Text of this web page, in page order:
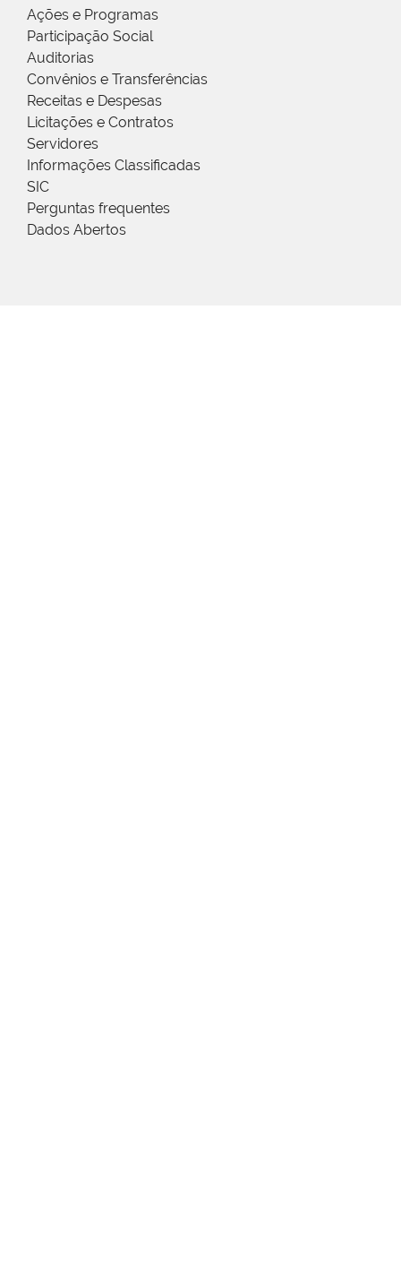
Ações e Programas
Participação Social
Auditorias
Convênios e Transferências
Receitas e Despesas
Licitações e Contratos
Servidores
Informações Classificadas
SIC
Perguntas frequentes
Dados Abertos